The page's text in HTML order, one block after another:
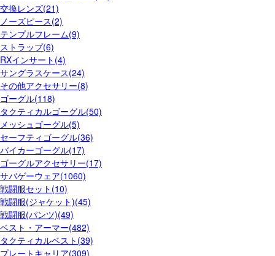
交換レンズ(21)
ノーズピース(2)
テンプルフレーム(9)
ストラップ(6)
RXインサート(4)
サングラスケース(24)
その他アクセサリー(8)
ゴーグル(118)
タクティカルゴーグル(50)
メッシュゴーグル(5)
セーフティゴーグル(36)
バイカーゴーグル(17)
ゴーグルアクセサリー(17)
サバゲーウェア(1060)
戦闘服セット(10)
戦闘服(ジャケット)(45)
戦闘服(パンツ)(49)
ベスト・アーマー(482)
タクティカルベスト(39)
プレートキャリア(309)